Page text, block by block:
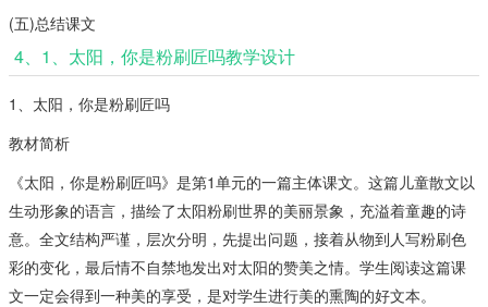
(五)总结课文
4、1、太阳，你是粉刷匠吗教学设计
1、太阳，你是粉刷匠吗
教材简析
《太阳，你是粉刷匠吗》是第1单元的一篇主体课文。这篇儿童散文以
生动形象的语言，描绘了太阳粉刷世界的美丽景象，充溢着童趣的诗
意。全文结构严谨，层次分明，先提出问题，接着从物到人写粉刷色
彩的变化，最后情不自禁地发出对太阳的赞美之情。学生阅读这篇课
文一定会得到一种美的享受，是对学生进行美的熏陶的好文本。